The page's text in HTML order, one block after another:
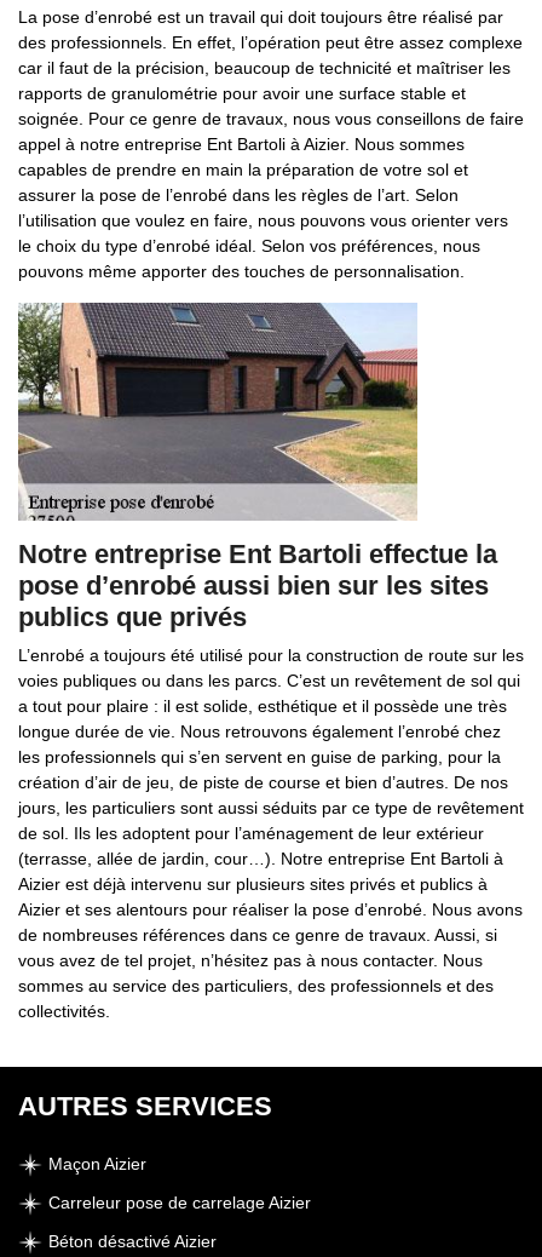
La pose d’enrobé est un travail qui doit toujours être réalisé par
des professionnels. En effet, l’opération peut être assez complexe
car il faut de la précision, beaucoup de technicité et maîtriser les
rapports de granulométrie pour avoir une surface stable et
soignée. Pour ce genre de travaux, nous vous conseillons de faire
appel à notre entreprise Ent Bartoli à Aizier. Nous sommes
capables de prendre en main la préparation de votre sol et
assurer la pose de l’enrobé dans les règles de l’art. Selon
l’utilisation que voulez en faire, nous pouvons vous orienter vers
le choix du type d’enrobé idéal. Selon vos préférences, nous
pouvons même apporter des touches de personnalisation.
Notre entreprise Ent Bartoli effectue la
pose d’enrobé aussi bien sur les sites
publics que privés
L’enrobé a toujours été utilisé pour la construction de route sur les
voies publiques ou dans les parcs. C’est un revêtement de sol qui
a tout pour plaire : il est solide, esthétique et il possède une très
longue durée de vie. Nous retrouvons également l’enrobé chez
les professionnels qui s’en servent en guise de parking, pour la
création d’air de jeu, de piste de course et bien d’autres. De nos
jours, les particuliers sont aussi séduits par ce type de revêtement
de sol. Ils les adoptent pour l’aménagement de leur extérieur
(terrasse, allée de jardin, cour…). Notre entreprise Ent Bartoli à
Aizier est déjà intervenu sur plusieurs sites privés et publics à
Aizier et ses alentours pour réaliser la pose d’enrobé. Nous avons
de nombreuses références dans ce genre de travaux. Aussi, si
vous avez de tel projet, n’hésitez pas à nous contacter. Nous
sommes au service des particuliers, des professionnels et des
collectivités.
AUTRES SERVICES
Maçon Aizier
Carreleur pose de carrelage Aizier
Béton désactivé Aizier